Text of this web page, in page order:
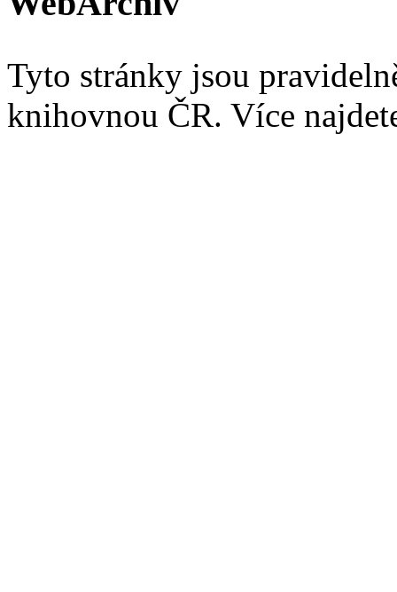
Tyto stránky jsou
knihovnou ČR. Více